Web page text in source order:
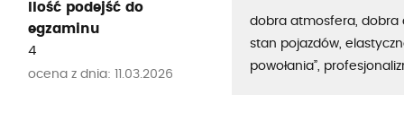
Ilość podejść do
egzaminu
4
ocena z dnia: 11.03.2026
dobra atmosfera, dobra
stan pojazdów,
powołania”,